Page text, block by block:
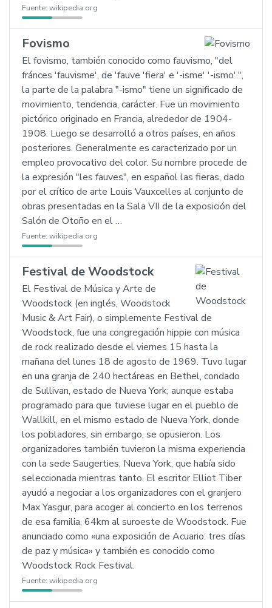
Fuente: wikipedia.org
Fovismo
El fovismo, también conocido como fauvismo, "del
fránces 'fauvisme', de 'fauve 'fiera' e '-isme' '-ismo'.",
la parte de la palabra "-ismo" tiene un significado de
movimiento, tendencia, carácter. Fue un movimiento
pictórico originado en Francia, alrededor de 1904-
1908. Luego se desarrolló a otros países, en años
posteriores. Generalmente es caracterizado por un
empleo provocativo del color. Su nombre procede de
la expresión "les fauves", en español las fieras, dado
por el crítico de arte Louis Vauxcelles al conjunto de
obras presentadas en la Sala VII de la exposición del
Salón de Otoño en el …
Fuente: wikipedia.org
Festival de Woodstock
El Festival de Música y Arte de
Woodstock (en inglés, Woodstock
Music & Art Fair), o simplemente Festival de
Woodstock, fue una congregación hippie con música
de rock realizado desde el viernes 15 hasta la
mañana del lunes 18 de agosto de 1969. Tuvo lugar
en una granja de 240 hectáreas en Bethel, condado
de Sullivan, estado de Nueva York; aunque estaba
programado para que tuviese lugar en el pueblo de
Wallkill, en el mismo estado de Nueva York, donde
los pobladores, sin embargo, se opusieron. Los
organizadores también tuvieron la misma experiencia
con la sede Saugerties, Nueva York, que había sido
seleccionada mientras tanto. El escritor Elliot Tiber
ayudó a negociar a los organizadores con el granjero
Max Yasgur, para acoger al concierto en los terrenos
de esa familia, 64km al suroeste de Woodstock. Fue
anunciado como «una exposición de Acuario: tres días
de paz y música» y también es conocido como
Woodstock Rock Festival.
Fuente: wikipedia.org